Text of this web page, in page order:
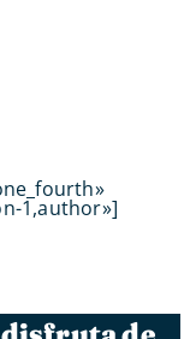
1,author»]